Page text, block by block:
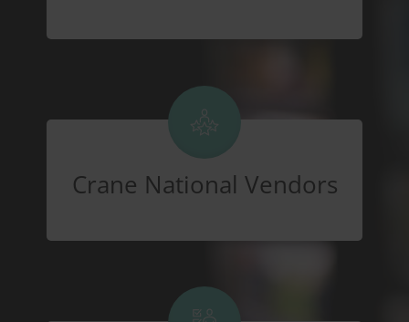
Crane National Vendors